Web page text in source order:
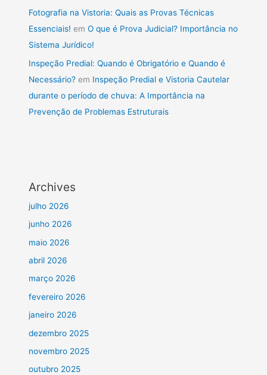
Fotografia na Vistoria: Quais as Provas Técnicas
Essenciais! emO que é Prova Judicial? Importância no
Sistema Jurídico!
Inspeção Predial: Quando é Obrigatório e Quando é
Necessário? em Inspeção Predial e Vistoria Cautelar
durante o período de chuva: A Importância na
Prevenção de Problemas Estruturais
Archives
julho 2026
junho 2026
maio 2026
abril 2026
março 2026
fevereiro 2026
janeiro 2026
dezembro 2025
novembro 2025
outubro 2025